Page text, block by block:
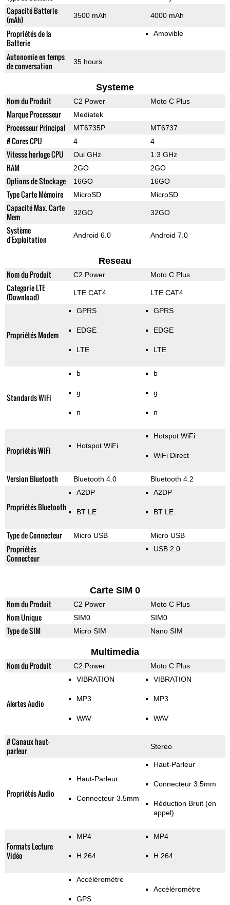
Capacité Batterie
(mAh)
3500 mAh 4000 mAh
Propriétés de la
Batterie
Amovible
Autonomie en temps
de conversation
35 hours
Systeme
Nom du Produit C2 Power Moto C Plus
Marque Processeur Mediatek
Processeur Principal MT6735P MT6737
# Cores CPU 4 4
Vitesse horloge CPU Oui GHz 1.3 GHz
RAM 2GO 2GO
Options de Stockage 16GO 16GO
Type Carte Mémoire MicroSD MicroSD
Capacité Max. Carte
Mem
32GO 32GO
Système
d'Exploitation
Android 6.0 Android 7.0
Reseau
Nom du Produit C2 Power Moto C Plus
Categorie LTE
(Download)
LTE CAT4 LTE CAT4
Propriétés Modem
GPRS
EDGE
LTE
GPRS
EDGE
LTE
Standards WiFi
b
g
n
b
g
n
Propriétés WiFi Hotspot WiFi
Hotspot WiFi
WiFi Direct
Version Bluetooth Bluetooth 4.0 Bluetooth 4.2
Propriétés Bluetooth
A2DP
BT LE
A2DP
BT LE
Type de Connecteur Micro USB Micro USB
Propriétés
Connecteur
USB 2.0
Carte SIM 0
Nom du Produit C2 Power Moto C Plus
Nom Unique SIM0 SIM0
Type de SIM Micro SIM Nano SIM
Multimedia
Nom du Produit C2 Power Moto C Plus
Alertes Audio
VIBRATION
MP3
WAV
VIBRATION
MP3
WAV
# Canaux haut-
parleur
Stereo
Propriétés Audio
Haut-Parleur
Connecteur 3.5mm
Haut-Parleur
Connecteur 3.5mm
Réduction Bruit (en
appel)
Formats Lecture
Vidéo
MP4
H.264
MP4
H.264
Accéléromètre
GPS
Accéléromètre